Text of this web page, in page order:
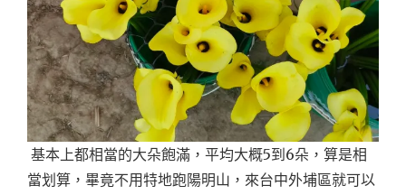
基本上都相當的大朵飽滿，平均大概5到6朵，算是相
當划算，畢竟不用特地跑陽明山，來台中外埔區就可以